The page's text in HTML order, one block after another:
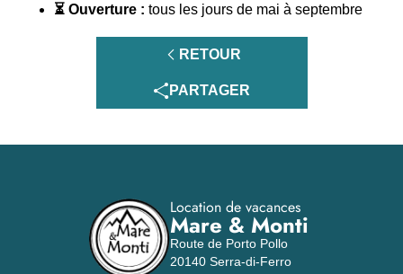
⏳ Ouverture : tous les jours de mai à septembre
RETOUR
PARTAGER
Location de vacances
Mare & Monti
Route de Porto Pollo
20140 Serra-di-Ferro